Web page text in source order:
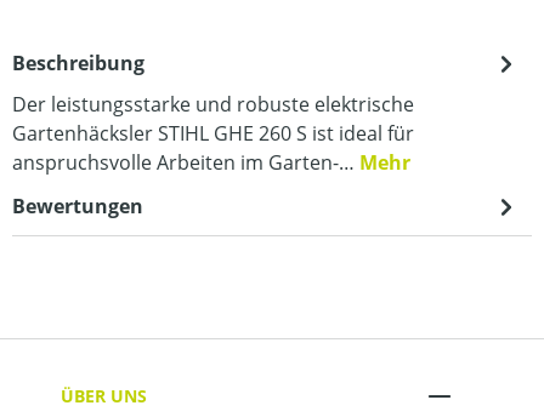
Beschreibung
Der leistungsstarke und robuste elektrische
Gartenhäcksler STIHL GHE 260 S ist ideal für
anspruchsvolle Arbeiten im Garten-… Mehr
Bewertungen
ÜBER UNS